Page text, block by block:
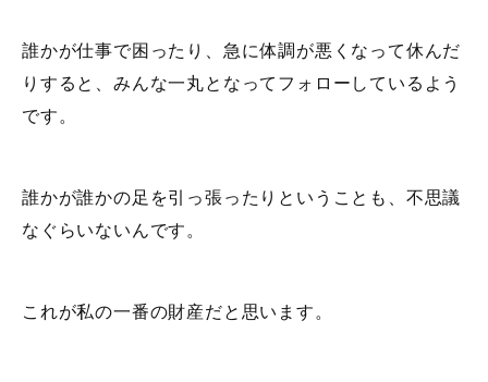
誰かが仕事で困ったり、急に体調が悪くなって休んだ
りすると、みんな一丸となってフォローしているよう
です。
誰かが誰かの足を引っ張ったりということも、不思議
なぐらいないんです。
これが私の一番の財産だと思います。